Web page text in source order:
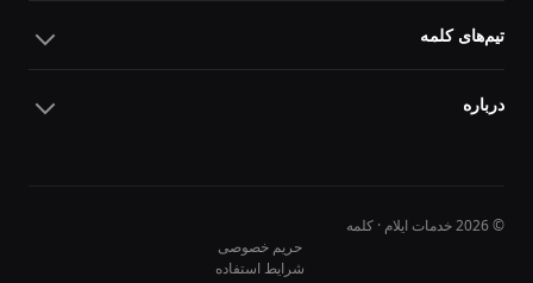
تیم‌های کلمه
درباره
© 2026 خدمات ایلام · کلمه
حریم خصوصی
شرایط استفاده